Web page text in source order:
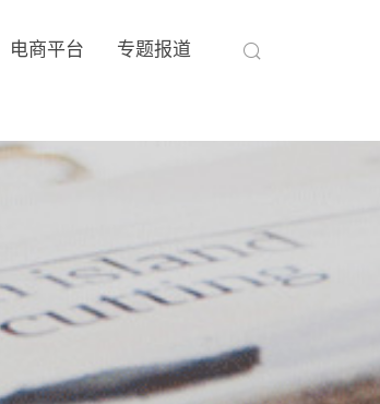
电商平台 专题报道 